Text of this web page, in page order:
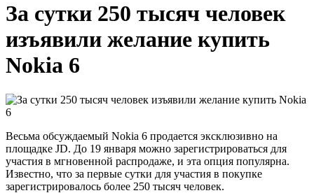
За сутки 250 тысяч человек
изъявили желание купить
Nokia 6
Весьма обсуждаемый Nokia 6 продается эксклюзивно на
площадке JD. До 19 января можно зарегистрироваться для
участия в мгновенной распродаже, и эта опция популярна.
Известно, что за первые сутки для участия в покупке
зарегистрировалось более 250 тысяч человек.